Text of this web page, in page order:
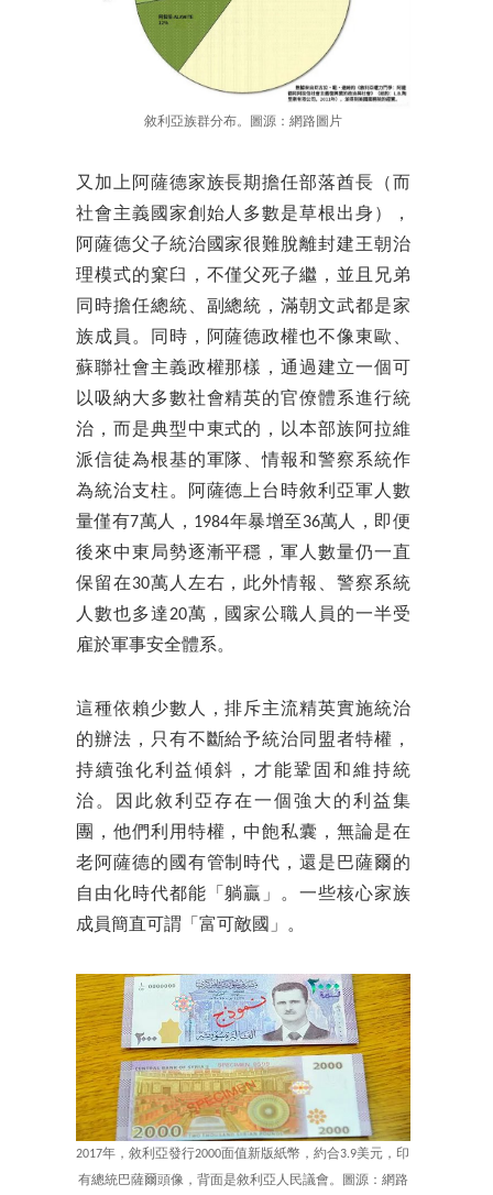
敘利亞族群分布。圖源：網路圖片
又加上阿薩德家族長期擔任部落酋長（而
社會主義國家創始人多數是草根出身），
阿薩德父子統治國家很難脫離封建王朝治
理模式的窠臼，不僅父死子繼，並且兄弟
同時擔任總統、副總統，滿朝文武都是家
族成員。同時，阿薩德政權也不像東歐、
蘇聯社會主義政權那樣，通過建立一個可
以吸納大多數社會精英的官僚體系進行統
治，而是典型中東式的，以本部族阿拉維
派信徒為根基的軍隊、情報和警察系統作
為統治支柱。阿薩德上台時敘利亞軍人數
量僅有7萬人，1984年暴增至36萬人，即便
後來中東局勢逐漸平穩，軍人數量仍一直
保留在30萬人左右，此外情報、警察系統
人數也多達20萬，國家公職人員的一半受
雇於軍事安全體系。
這種依賴少數人，排斥主流精英實施統治
的辦法，只有不斷給予統治同盟者特權，
持續強化利益傾斜，才能鞏固和維持統
治。因此敘利亞存在一個強大的利益集
團，他們利用特權，中飽私囊，無論是在
老阿薩德的國有管制時代，還是巴薩爾的
自由化時代都能「躺贏」。一些核心家族
成員簡直可謂「富可敵國」。
2017年，敘利亞發行2000面值新版紙幣，約合3.9美元，印
有總統巴薩爾頭像，背面是敘利亞人民議會。圖源：網路